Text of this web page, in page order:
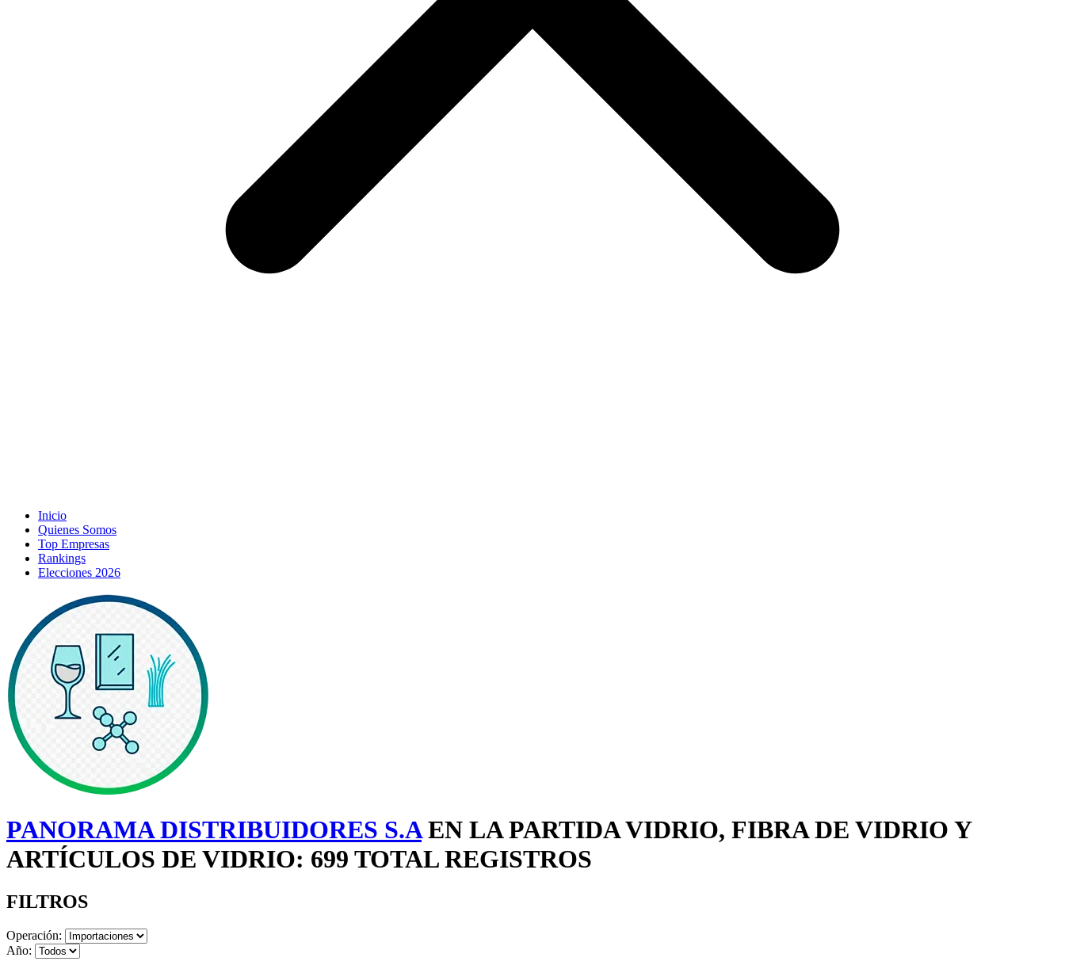
Inicio
Quienes Somos
Top Empresas
Rankings
Elecciones 2026
PANORAMA DISTRIBUIDORES S.AEN LA PARTIDA VIDRIO, FIBRA DE VIDRIO Y
ARTÍCULOS DE VIDRIO: 699 TOTAL REGISTROS
FILTROS
Operación:
Año: